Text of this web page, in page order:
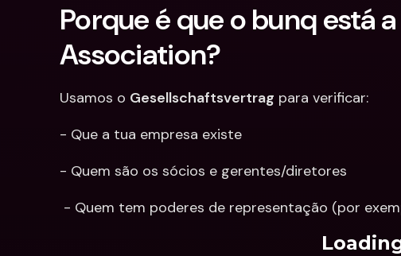
Porque é que o bunq está
Association?
Usamos o Gesellschaftsvertrag para verificar:
- Que a tua empresa existe
- Quem são os sócios e gerentes/diretores
- Quem tem poderes de representação (por